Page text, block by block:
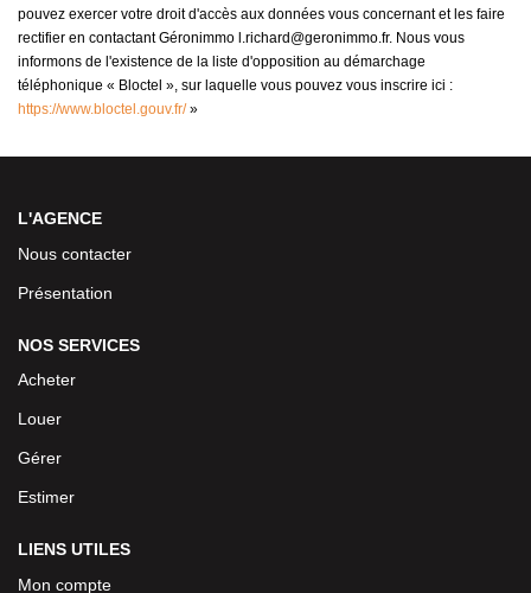
pouvez exercer votre droit d'accès aux données vous concernant et les faire
rectifier en contactant Géronimmo l.richard@geronimmo.fr. Nous vous
informons de l'existence de la liste d'opposition au démarchage
téléphonique « Bloctel », sur laquelle vous pouvez vous inscrire ici :
https://www.bloctel.gouv.fr/»
L'AGENCE
Nous contacter
Présentation
NOS SERVICES
Acheter
Louer
Gérer
Estimer
LIENS UTILES
Mon compte